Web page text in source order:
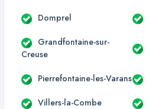
Domprel
Grandfontaine-sur-
Creuse
Pierrefontaine-les-Varans
Villers-la-Combe